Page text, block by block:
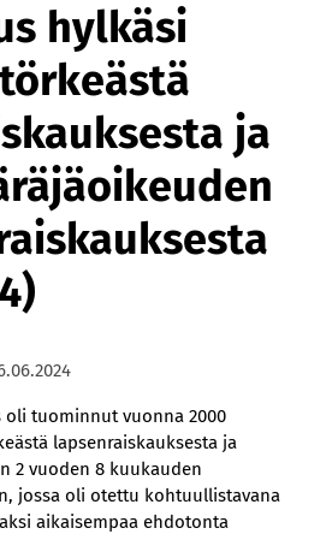
hylkäsi
ja
oli tuominnut vuonna 2000
lapsenraiskauksesta ja
2 vuoden 8 kuukauden
jossa oli otettu kohtuullistavana
aikaisempaa ehdotonta